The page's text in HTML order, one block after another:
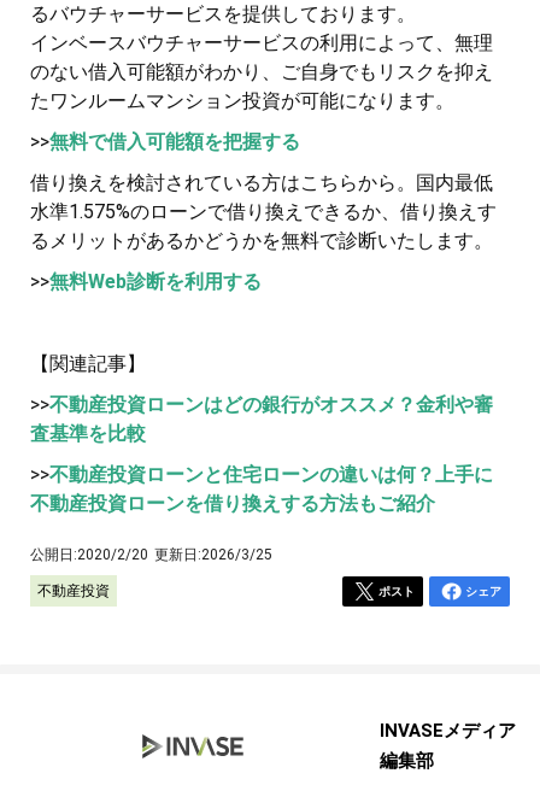
るバウチャーサービスを提供しております。
インベースバウチャーサービスの利用によって、無理
のない借入可能額がわかり、ご自身でもリスクを抑え
たワンルームマンション投資が可能になります。
>>無料で借入可能額を把握する
借り換えを検討されている方はこちらから。国内最低
水準1.575%のローンで借り換えできるか、借り換えす
るメリットがあるかどうかを無料で診断いたします。
>>無料Web診断を利用する
【関連記事】
>>不動産投資ローンはどの銀行がオススメ？金利や審
査基準を比較
>>不動産投資ローンと住宅ローンの違いは何？上手に
不動産投資ローンを借り換えする方法もご紹介
公開日:2020/2/20 更新日:2026/3/25
不動産投資 ポスト シェア
INVASEメディア
編集部